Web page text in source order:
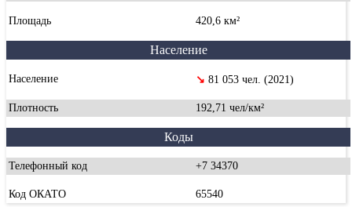
Площадь 420,6 км²
Население
Население ↘ 81 053 чел. (2021)
Плотность 192,71 чел/км²
Коды
Телефонный код +7 34370
Код ОКАТО 65540